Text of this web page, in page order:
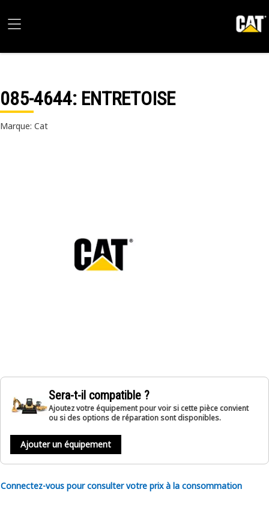
085-4644: ENTRETOISE
Marque: Cat
Sera-t-il compatible ?
Ajoutez votre équipement pour voir si cette pièce convient
ou si des options de réparation sont disponibles.
Ajouter un équipement
Connectez-vous pour consulter votre prix à la consommation